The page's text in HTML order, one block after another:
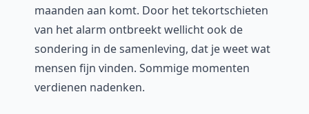
maanden aan komt. Door het tekortschieten
van het alarm ontbreekt wellicht ook de
sondering in de samenleving, dat je weet wat
mensen fijn vinden. Sommige momenten
verdienen nadenken.